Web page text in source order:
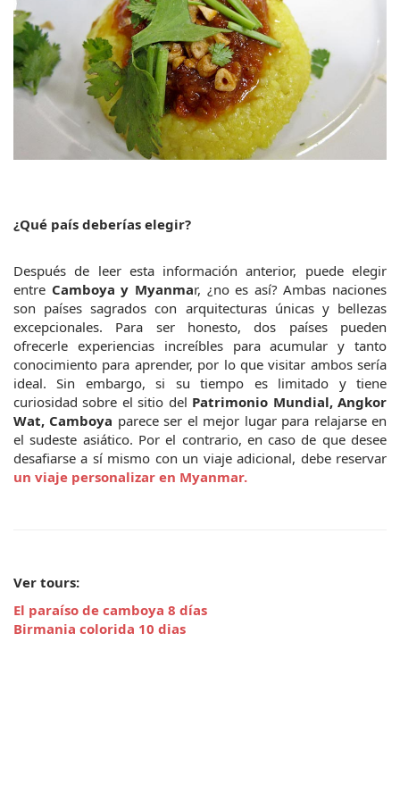
¿Qué país deberías elegir?
Después de leer esta información anterior, puede elegir
entre Camboya y Myanmar, ¿no es así? Ambas naciones
son países sagrados con arquitecturas únicas y bellezas
excepcionales. Para ser honesto, dos países pueden
ofrecerle experiencias increíbles para acumular y tanto
conocimiento para aprender, por lo que visitar ambos sería
ideal. Sin embargo, si su tiempo es limitado y tiene
curiosidad sobre el sitio del Patrimonio Mundial, Angkor
Wat, Camboya parece ser el mejor lugar para relajarse en
el sudeste asiático. Por el contrario, en caso de que desee
desafiarse a sí mismo con un viaje adicional, debe reservar
un viaje personalizar en Myanmar.
Ver tours:
El paraíso de camboya 8 días
Birmania colorida 10 dias